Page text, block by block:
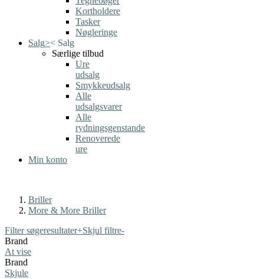
Kortholdere
Tasker
Nøgleringe
Salg>< Salg
Særlige tilbud
Ure
udsalg
Smykkeudsalg
Alle
udsalgsvarer
Alle
rydningsgenstande
Renoverede
ure
Min konto
Briller
More & More Briller
Filter søgeresultater+Skjul filtre-
Brand
At vise
Brand
Skjule